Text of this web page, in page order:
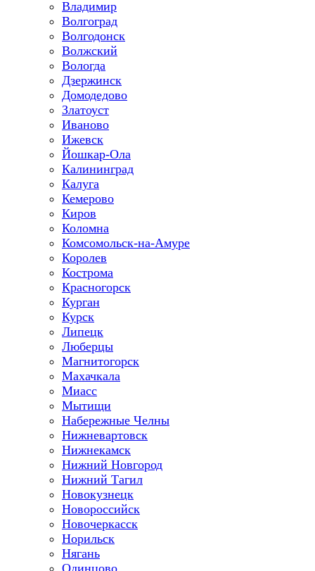
Владимир
Волгоград
Волгодонск
Волжский
Вологда
Дзержинск
Домодедово
Златоуст
Иваново
Ижевск
Йошкар-Ола
Калининград
Калуга
Кемерово
Киров
Коломна
Комсомольск-на-Амуре
Королев
Кострома
Красногорск
Курган
Курск
Липецк
Люберцы
Магнитогорск
Махачкала
Миасс
Мытищи
Набережные Челны
Нижневартовск
Нижнекамск
Нижний Новгород
Нижний Тагил
Новокузнецк
Новороссийск
Новочеркасск
Норильск
Нягань
Одинцово